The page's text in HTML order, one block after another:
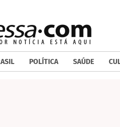
POLÍTICA SAÚDE